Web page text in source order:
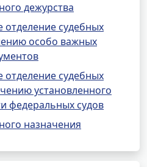
дежурства
судебных
особо важных
судебных
установленного
федеральных судов
назначения